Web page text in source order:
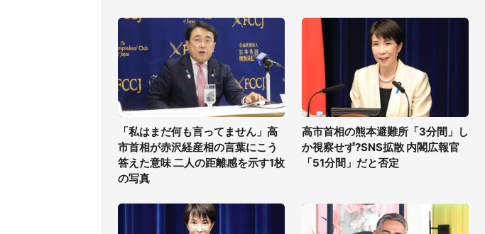
「私はまだ何も言ってません」高
市首相が赤沢経産相の言葉にこう
答えた意味 二人の距離感を示す1枚
の写真
高市首相の熊本避難所「3分間」し
か視察せず?SNS拡散 内閣広報官
「51分間」だと否定